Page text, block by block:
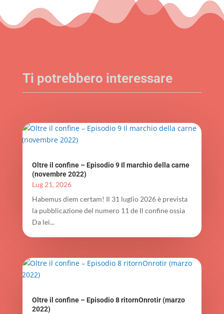
Ti potrebbero interessare
Oltre il confine – Episodio 9 Il marchio della carne
(novembre 2022)
Lug 21, 2026
Habemus diem certam! Il 31 luglio 2026 è prevista
la pubblicazione del numero 11 de Il confine ossia
Da lei...
Oltre il confine – Episodio 8 ritornOnrotir (marzo
2022)